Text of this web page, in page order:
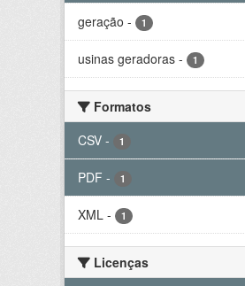
geração - 1
usinas geradoras - 1
Formatos
CSV - 1
PDF - 1
XML - 1
Licenças